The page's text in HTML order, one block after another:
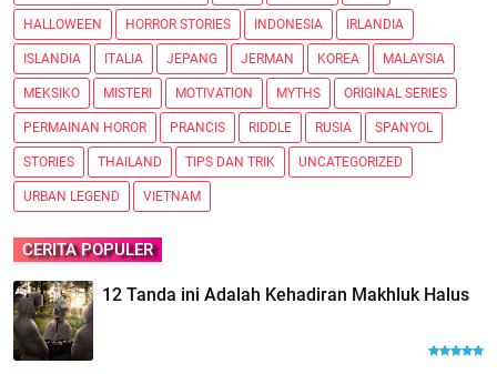
HALLOWEEN HORROR STORIES INDONESIA IRLANDIA
ISLANDIA ITALIA JEPANG JERMAN KOREA MALAYSIA
MEKSIKO MISTERI MOTIVATION MYTHS ORIGINAL SERIES
PERMAINAN HOROR PRANCIS RIDDLE RUSIA SPANYOL
STORIES THAILAND TIPS DAN TRIK UNCATEGORIZED
URBAN LEGEND VIETNAM
CERITA POPULER
12 Tanda ini Adalah Kehadiran Makhluk Halus